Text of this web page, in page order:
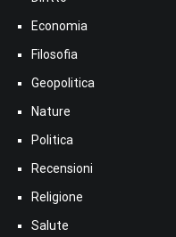
Economia
Filosofia
Geopolitica
Nature
Politica
Recensioni
Religione
Salute